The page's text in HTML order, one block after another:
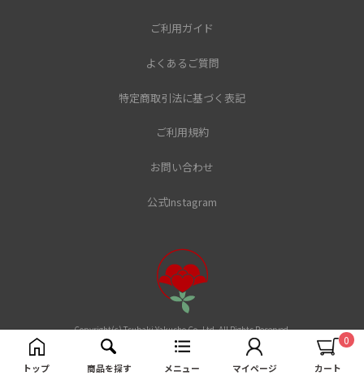
トップ 商品を探す メニュー マイページ カート
ご利用ガイド
よくあるご質問
特定商取引法に基づく表記
ご利用規約
お問い合わせ
公式Instagram
Copyright(c) Tsubaki Yakusho Co.,Ltd. All Rights Reserved.